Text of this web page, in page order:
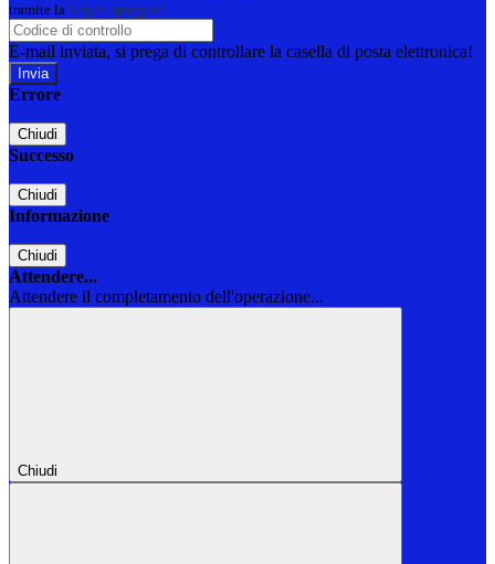
tramite la Login Spaggiari
E-mail inviata, si prega di controllare la casella di posta elettronica!
Errore
Chiudi
Successo
Chiudi
Informazione
Chiudi
Attendere...
Attendere il completamento dell'operazione...
Chiudi